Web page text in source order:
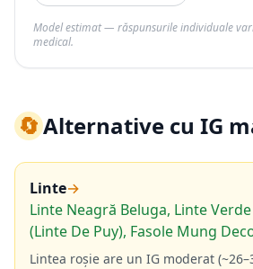
Model estimat — răspunsurile individuale
medical.
🔄Alternative cu IG
Linte→
Linte Neagră Beluga, Linte
(Linte De Puy), Fasole Mung
Lintea roșie are un IG moderat